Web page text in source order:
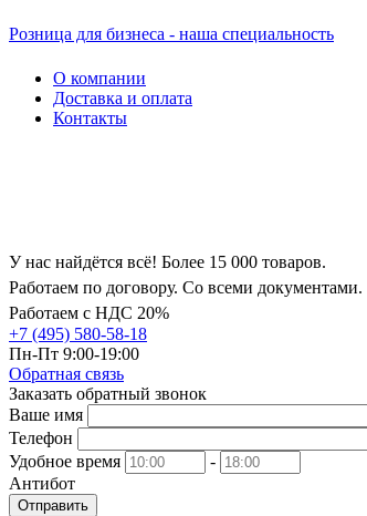
Розница для бизнеса - наша специальность
О компании
Доставка и оплата
Контакты
У нас найдётся всё! Более 15 000 товаров.
Работаем по договору. Со всеми документами.
Работаем с НДС 20%
+7 (495) 580-58-18
Пн-Пт 9:00-19:00
Обратная связь
Заказать обратный звонок
Ваше имя
Телефон
Удобное время
-
Антибот
Отправить